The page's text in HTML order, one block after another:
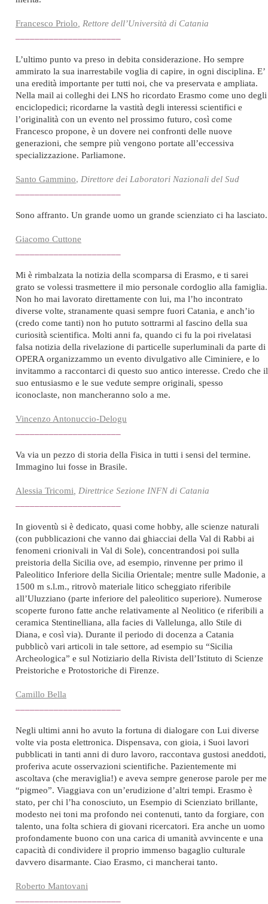
Francesco Priolo , Rettore dell’Università di Catania
L’ultimo punto va preso in debita considerazione. Ho sempre
ammirato la sua inarrestabile voglia di capire, in ogni disciplina. E’
una eredità importante per tutti noi, che va preservata e ampliata.
Nella mail ai colleghi dei LNS ho ricordato Erasmo come uno degli
enciclopedici; ricordarne la vastità degli interessi scientifici e
l’originalità con un evento nel prossimo futuro, così come
Francesco propone, è un dovere nei confronti delle nuove
generazioni, che sempre più vengono portate all’eccessiva
specializzazione. Parliamone.
Santo Gammino, Direttore dei Laboratori Nazionali del Sud
Sono affranto. Un grande uomo un grande scienziato ci ha lasciato.
Giacomo Cuttone
Mi è rimbalzata la notizia della scomparsa di Erasmo, e ti sarei
grato se volessi trasmettere il mio personale cordoglio alla famiglia.
Non ho mai lavorato direttamente con lui, ma l’ho incontrato
diverse volte, stranamente quasi sempre fuori Catania, e anch’io
(credo come tanti) non ho pututo sottrarmi al fascino della sua
curiosità scientifica. Molti anni fa, quando ci fu la poi rivelatasi
falsa notizia della rivelazione di particelle superluminali da parte di
OPERA organizzammo un evento divulgativo alle Ciminiere, e lo
invitammo a raccontarci di questo suo antico interesse. Credo che il
suo entusiasmo e le sue vedute sempre originali, spesso
iconoclaste, non mancheranno solo a me.
Vincenzo Antonuccio-Delogu
Va via un pezzo di storia della Fisica in tutti i sensi del termine.
Immagino lui fosse in Brasile.
Alessia Tricomi , Direttrice Sezione INFN di Catania
In gioventù si è dedicato, quasi come hobby, alle scienze naturali
(con pubblicazioni che vanno dai ghiacciai della Val di Rabbi ai
fenomeni crionivali in Val di Sole), concentrandosi poi sulla
preistoria della Sicilia ove, ad esempio, rinvenne per primo il
Paleolitico Inferiore della Sicilia Orientale; mentre sulle Madonie, a
1500 m s.l.m., ritrovò materiale litico scheggiato riferibile
all’Uluzziano (parte inferiore del paleolitico superiore). Numerose
scoperte furono fatte anche relativamente al Neolitico (e riferibili a
ceramica Stentinelliana, alla facies di Vallelunga, allo Stile di
Diana, e così via). Durante il periodo di docenza a Catania
pubblicò vari articoli in tale settore, ad esempio su “Sicilia
Archeologica” e sul Notiziario della Rivista dell’Istituto di Scienze
Preistoriche e Protostoriche di Firenze.
Camillo Bella
Negli ultimi anni ho avuto la fortuna di dialogare con Lui diverse
volte via posta elettronica. Dispensava, con gioia, i Suoi lavori
pubblicati in tanti anni di duro lavoro, raccontava gustosi aneddoti,
proferiva acute osservazioni scientifiche. Pazientemente mi
ascoltava (che meraviglia!) e aveva sempre generose parole per me
“pigmeo”. Viaggiava con un’erudizione d’altri tempi. Erasmo è
stato, per chi l’ha conosciuto, un Esempio di Scienziato brillante,
modesto nei toni ma profondo nei contenuti, tanto da forgiare, con
talento, una folta schiera di giovani ricercatori. Era anche un uomo
profondamente buono con una carica di umanità avvincente e una
capacità di condividere il proprio immenso bagaglio culturale
davvero disarmante. Ciao Erasmo, ci mancherai tanto.
Roberto Mantovani